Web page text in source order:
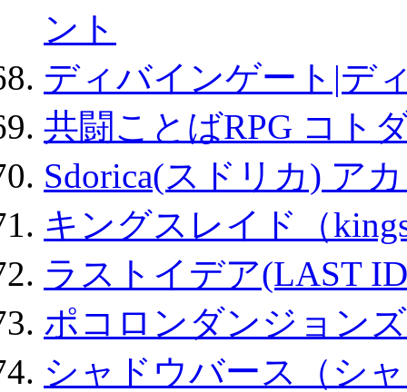
ント
ディバインゲート|デ
共闘ことばRPG コト
Sdorica(スドリカ) ア
キングスレイド（
ラストイデア(LAST
ポコロンダンジョン
シャドウバース（シ